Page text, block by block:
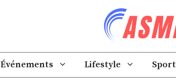
Événements Lifestyle Sport